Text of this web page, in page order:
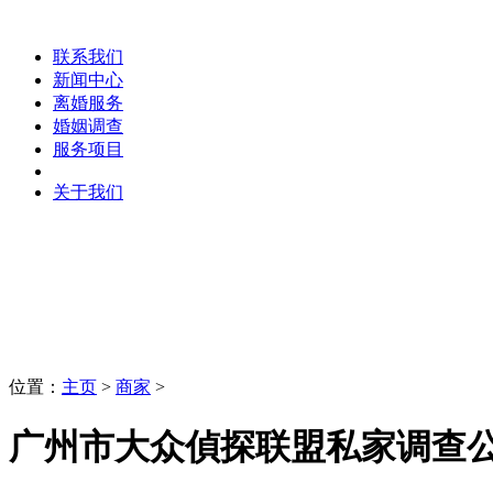
联系我们
新闻中心
离婚服务
婚姻调查
服务项目
关于我们
位置： 主页 > 商家 >
广州市大众偵探联盟私家调查